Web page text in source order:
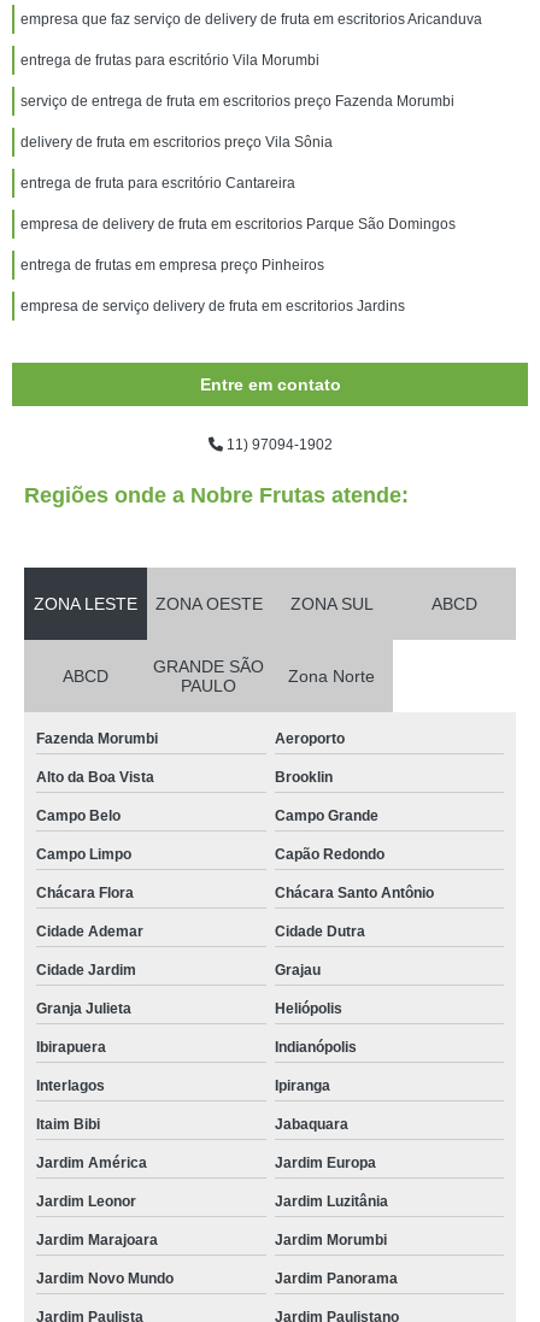
empresa que faz serviço de delivery de fruta em escritorios Aricanduva
entrega de frutas para escritório Vila Morumbi
serviço de entrega de fruta em escritorios preço Fazenda Morumbi
delivery de fruta em escritorios preço Vila Sônia
entrega de fruta para escritório Cantareira
empresa de delivery de fruta em escritorios Parque São Domingos
entrega de frutas em empresa preço Pinheiros
empresa de serviço delivery de fruta em escritorios Jardins
Entre em contato
11) 97094-1902
Regiões onde a Nobre Frutas atende:
ZONA LESTE ZONA OESTE ZONA SUL ABCD
ABCD
GRANDE SÃO
PAULO
Zona Norte
Fazenda Morumbi Aeroporto
Alto da Boa Vista Brooklin
Campo Belo Campo Grande
Campo Limpo Capão Redondo
Chácara Flora Chácara Santo Antônio
Cidade Ademar Cidade Dutra
Cidade Jardim Grajau
Granja Julieta Heliópolis
Ibirapuera Indianópolis
Interlagos Ipiranga
Itaim Bibi Jabaquara
Jardim América Jardim Europa
Jardim Leonor Jardim Luzitânia
Jardim Marajoara Jardim Morumbi
Jardim Novo Mundo Jardim Panorama
Jardim Paulista Jardim Paulistano